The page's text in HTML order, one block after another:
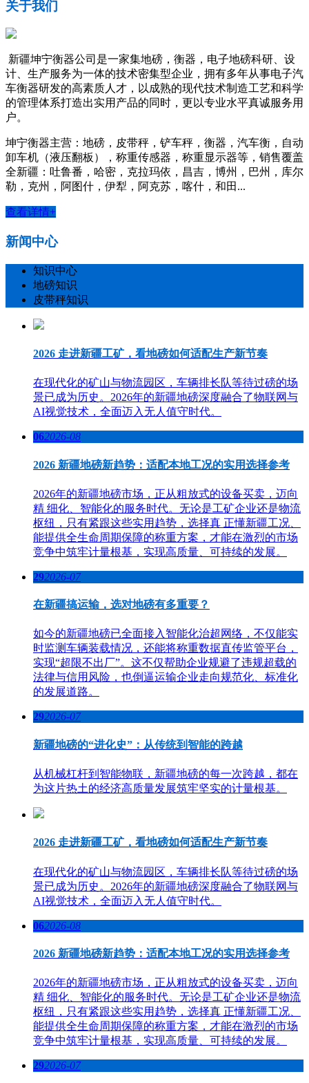
关于我们
新疆坤宁衡器公司是一家集地磅，衡器，电子地磅科研、设
计、生产服务为一体的技术密集型企业，拥有多年从事电子汽
车衡器研发的高素质人才，以成熟的现代技术制造工艺和科学
的管理体系打造出实用产品的同时，更以专业水平真诚服务用
户。
坤宁衡器主营：地磅，皮带秤，铲车秤，衡器，汽车衡，自动
卸车机（液压翻板），称重传感器，称重显示器等，销售覆盖
全新疆：吐鲁番，哈密，克拉玛依，昌吉，博州，巴州，库尔
勒，克州，阿图什，伊犁，阿克苏，喀什，和田...
查看详情+
新闻中心
知识中心
地磅知识
皮带秤知识
2026 走进新疆工矿，看地磅如何适配生产新节奏
在现代化的矿山与物流园区，车辆排长队等待过磅的场
景已成为历史。2026年的新疆地磅深度融合了物联网与
AI视觉技术，全面迈入无人值守时代。
062026-08
2026 新疆地磅新趋势：适配本地工况的实用选择参考
2026年的新疆地磅市场，正从粗放式的设备买卖，迈向
精 细化、智能化的服务时代。无论是工矿企业还是物流
枢纽，只有紧跟这些实用趋势，选择真 正懂新疆工况、
能提供全生命周期保障的称重方案，才能在激烈的市场
竞争中筑牢计量根基，实现高质量、可持续的发展。
292026-07
在新疆搞运输，选对地磅有多重要？
如今的新疆地磅已全面接入智能化治超网络，不仅能实
时监测车辆装载情况，还能将称重数据直传监管平台，
实现“超限不出厂”。这不仅帮助企业规避了违规超载的
法律与信用风险，也倒逼运输企业走向规范化、标准化
的发展道路。
292026-07
新疆地磅的“进化史”：从传统到智能的跨越
从机械杠杆到智能物联，新疆地磅的每一次跨越，都在
为这片热土的经济高质量发展筑牢坚实的计量根基。
2026 走进新疆工矿，看地磅如何适配生产新节奏
在现代化的矿山与物流园区，车辆排长队等待过磅的场
景已成为历史。2026年的新疆地磅深度融合了物联网与
AI视觉技术，全面迈入无人值守时代。
062026-08
2026 新疆地磅新趋势：适配本地工况的实用选择参考
2026年的新疆地磅市场，正从粗放式的设备买卖，迈向
精 细化、智能化的服务时代。无论是工矿企业还是物流
枢纽，只有紧跟这些实用趋势，选择真 正懂新疆工况、
能提供全生命周期保障的称重方案，才能在激烈的市场
竞争中筑牢计量根基，实现高质量、可持续的发展。
292026-07